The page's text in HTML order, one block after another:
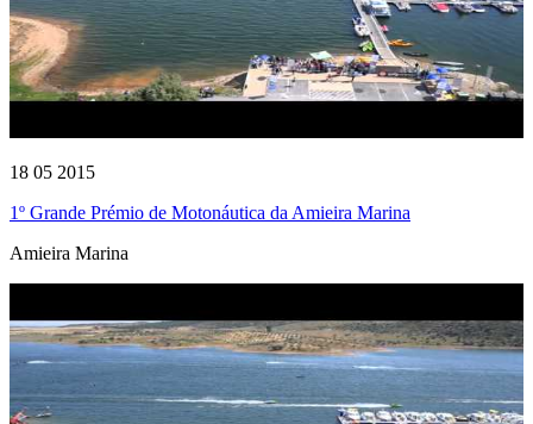
18 05 2015
1º Grande Prémio de Motonáutica da Amieira Marina
Amieira Marina